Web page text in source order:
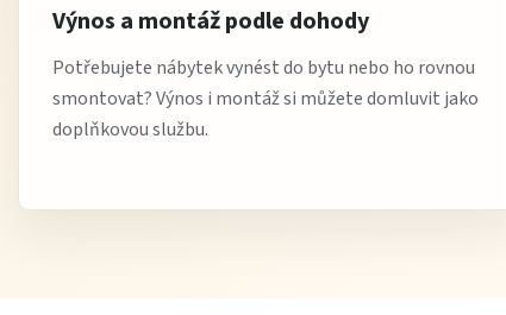
Výnos a montáž podle dohody
Potřebujete nábytek vynést do bytu nebo ho rovnou
smontovat? Výnos i montáž si můžete domluvit jako
doplňkovou službu.